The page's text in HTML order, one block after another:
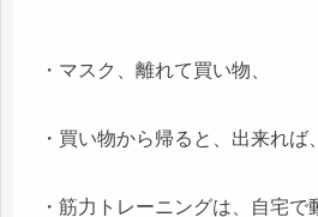
・マスク、離れて買い物、
・買い物から帰ると、出来れば
・筋力トレーニングは、自宅